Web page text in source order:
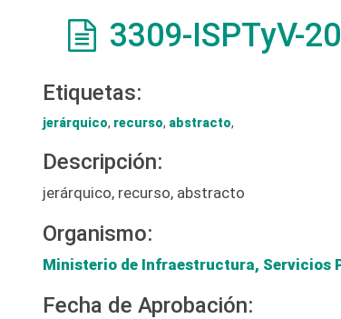
3309-ISPTyV-
Etiquetas:
jerárquico, recurso, abstracto,
Descripción:
jerárquico, recurso, abstracto
Organismo:
Ministerio de Infraestructura, Servicios
Fecha de Aprobación: